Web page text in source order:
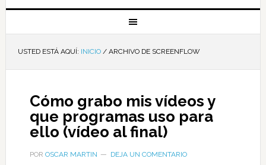
USTED ESTÁ AQUÍ: INICIO /ARCHIVO DE SCREENFLOW
Cómo grabo mis vídeos y
que programas uso para
ello (vídeo al final)
POR OSCAR MARTIN DEJA UN COMENTARIO